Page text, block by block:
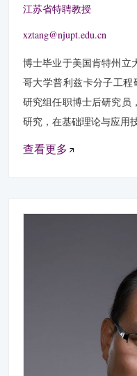
江苏省特聘教授
xztang@njupt.edu.cn
博士毕业于美国肯特州立
哥大学普利兹卡分子工程
研究组任职博士后研究员
研究，在基础理论与应用
查看更多